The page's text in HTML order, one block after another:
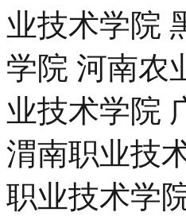
业技术学院
学院 河南农
业技术学院
渭南职业技
职业技术学